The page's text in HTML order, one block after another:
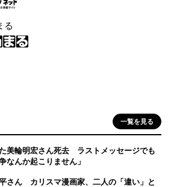
る
一覧を見る
美輪明宏さん死去 ラストメッセージでも
んか起こりません」
さん カリスマ漫画家、二人の「違い」と